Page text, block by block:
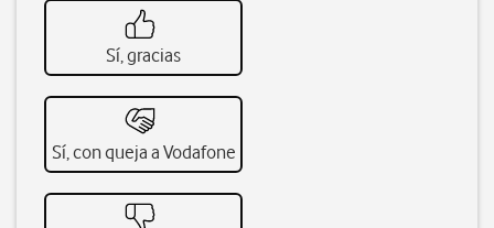
Sí, gracias
Sí, con queja a Vodafone